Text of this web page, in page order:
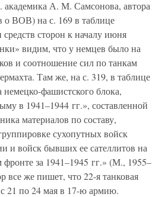
академика А. М. Самсонова, автора
о ВОВ) на с. 169 в таблице
сторон к началу июня
видим, что у немцев было на
и соотношение сил по танкам
Там же, на с. 319, в таблице
фашистского блока,
в 1941–1944 гг.», составленной
материалов по составу,
сухопутных войск
и войск бывших ее сателлитов на
фронте за 1941–1945 гг.» (М., 1955–
все же пишет, что 22-я танковая
21 по 24 мая в 17-ю армию.